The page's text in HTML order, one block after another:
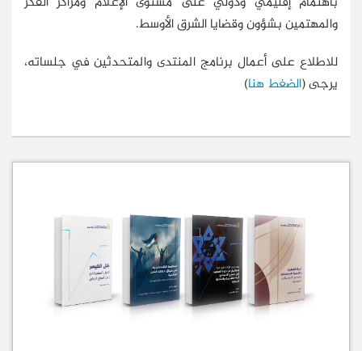
والمهتمين بشؤون وقضايا الشرق الأوسط.
للاطلاع على أعمال برنامج المنتدى والمتحدثين في جلساته،
يرجى (الضغط هنا)